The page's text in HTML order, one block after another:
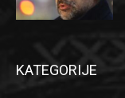
KATEGORIJE